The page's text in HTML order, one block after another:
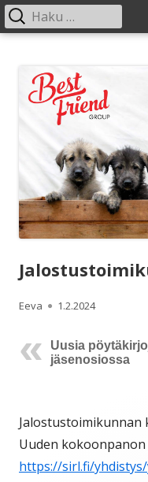
sisältöön
Ensisijainen
Haku:
Kirjoittaja
Eeva Julkaistu
1.2.2024
Uusia
jäsenosiossa
Uuden
https://sirl.fi/